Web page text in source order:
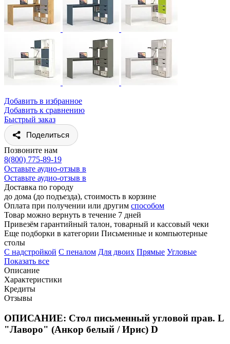
Добавить в избранное
Добавить к сравнению
Быстрый заказ
Поделиться
Позвоните нам
8(800) 775-89-19
Оставьте аудио-отзыв в
Оставьте аудио-отзыв в
Доставка по городу
до дома (до подъезда), стоимость в корзине
Оплата при получении или другим способом
Товар можно вернуть в течение 7 дней
Привезём гарантийный талон, товарный и кассовый чеки
Еще подборки в категории Письменные и компьютерные
столы
C надстройкой C пеналом Для двоих Прямые Угловые
Показать все
Описание
Характеристики
Кредиты
Отзывы
ОПИСАНИЕ: Стол письменный угловой прав. L
"Лаворо" (Анкор белый / Ирис) D